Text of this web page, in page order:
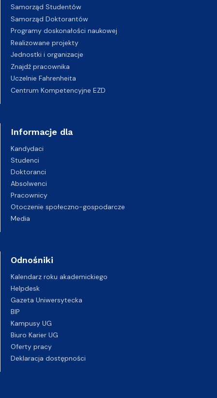
Samorząd Studentów
Samorząd Doktorantów
Programy doskonałości naukowej
Realizowane projekty
Jednostki i organizacje
Znajdź pracownika
Uczelnie Fahrenheita
Centrum Kompetencyjne EZD
Informacje dla
Kandydaci
Studenci
Doktoranci
Absolwenci
Pracownicy
Otoczenie społeczno-gospodarcze
Media
Odnośniki
Kalendarz roku akademickiego
Helpdesk
Gazeta Uniwersytecka
BIP
Kampusy UG
Biuro Karier UG
Oferty pracy
Deklaracja dostępności